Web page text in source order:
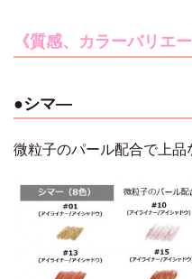
《質感、カラーバリエ
●シマ―
微粒子のパール配合で上品